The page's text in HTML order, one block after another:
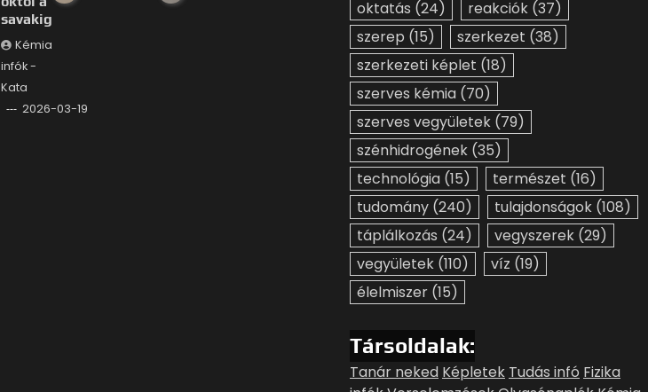
savakig
Kémia
infók -
Kata
2026-03-19
oktatás (24) reakciók (37)
szerep (15) szerkezet (38)
szerkezeti képlet (18)
szerves kémia (70)
szerves vegyületek (79)
szénhidrogének (35)
technológia (15) természet (16)
tudomány (240) tulajdonságok (108)
táplálkozás (24) vegyszerek (29)
vegyületek (110) víz (19)
élelmiszer (15)
Társoldalak:
Tanár neked Képletek Tudás infó Fizika